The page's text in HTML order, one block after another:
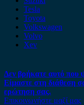
Tesla
Toyota
Volkswagen
Volvo
Xev
Δεν βρήκατε αυτό που
Είμαστε στη διάθεση
ερώτηση σας.
Επικοινωνήστε μαζί μας